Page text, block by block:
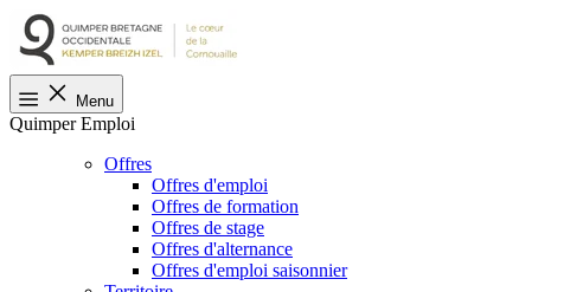
Menu
Quimper Emploi
Offres
Offres d'emploi
Offres de formation
Offres de stage
Offres d'alternance
Offres d'emploi saisonnier